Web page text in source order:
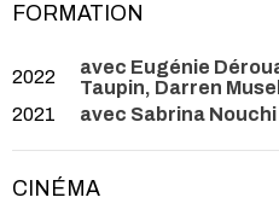
FORMATION
2022
avec Eugénie
Taupin, Darren
2021
avec Sabrina Nouchi
CINÉMA